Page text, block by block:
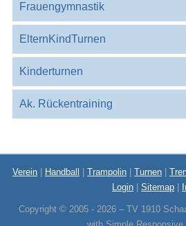
Frauengymnastik
ElternKindTurnen
Kinderturnen
Ak. Rückentraining
Verein| Handball Trampolin| Turnen|
Login |Sitemap
Copyright © 2005 - 2026 – TV 1910